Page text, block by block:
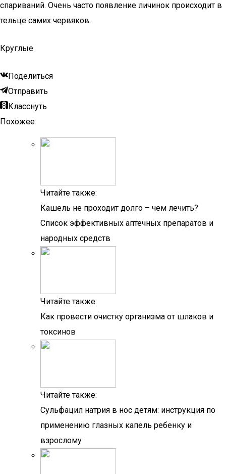
спариваний. Очень часто появление личинок происходит в
тельце самих червяков.
Круглые
Поделиться
Отправить
Класснуть
Похожее
Читайте также:
Кашель не проходит долго – чем лечить?
Список эффективных аптечных препаратов и
народных средств
Читайте также:
Как провести очистку организма от шлаков и
токсинов
Читайте также:
Сульфацил натрия в нос детям: инструкция по
применению глазных капель ребенку и
взрослому